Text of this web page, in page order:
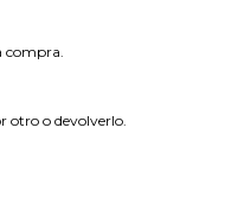
compra.
otro o devolverlo.